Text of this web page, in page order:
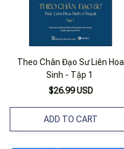
Theo Chân Đạo Sư Liên Hoa
Sinh - Tập 1
$26.99 USD
ADD TO CART